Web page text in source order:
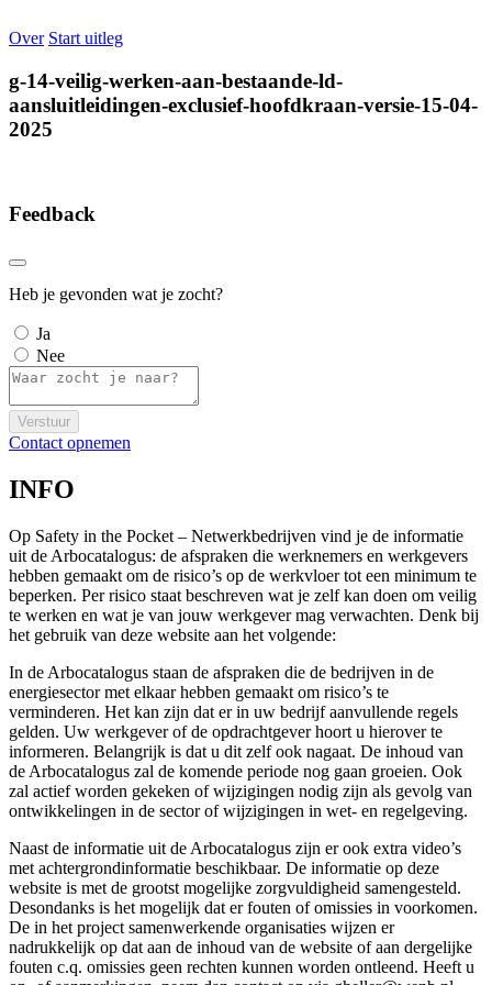
Over Start uitleg
g-14-veilig-werken-aan-bestaande-ld-
aansluitleidingen-exclusief-hoofdkraan-versie-15-04-
2025
Feedback
Heb je gevonden wat je zocht?
Ja
Nee
Verstuur
Contact opnemen
INFO
Op Safety in the Pocket – Netwerkbedrijven vind je de informatie
uit de Arbocatalogus: de afspraken die werknemers en werkgevers
hebben gemaakt om de risico’s op de werkvloer tot een minimum te
beperken. Per risico staat beschreven wat je zelf kan doen om veilig
te werken en wat je van jouw werkgever mag verwachten. Denk bij
het gebruik van deze website aan het volgende:
In de Arbocatalogus staan de afspraken die de bedrijven in de
energiesector met elkaar hebben gemaakt om risico’s te
verminderen. Het kan zijn dat er in uw bedrijf aanvullende regels
gelden. Uw werkgever of de opdrachtgever hoort u hierover te
informeren. Belangrijk is dat u dit zelf ook nagaat. De inhoud van
de Arbocatalogus zal de komende periode nog gaan groeien. Ook
zal actief worden gekeken of wijzigingen nodig zijn als gevolg van
ontwikkelingen in de sector of wijzigingen in wet- en regelgeving.
Naast de informatie uit de Arbocatalogus zijn er ook extra video’s
met achtergrondinformatie beschikbaar. De informatie op deze
website is met de grootst mogelijke zorgvuldigheid samengesteld.
Desondanks is het mogelijk dat er fouten of omissies in voorkomen.
De in het project samenwerkende organisaties wijzen er
nadrukkelijk op dat aan de inhoud van de website of aan dergelijke
fouten c.q. omissies geen rechten kunnen worden ontleend. Heeft u